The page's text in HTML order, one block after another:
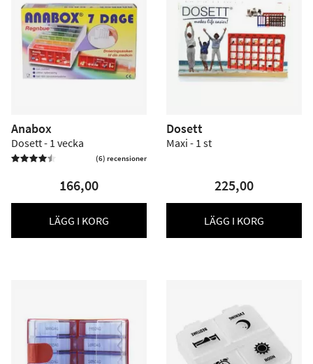
Anabox
Dosett - 1 vecka
 (6) recensioner
166,00
LÄGG I KORG
Dosett
Maxi - 1 st
225,00
LÄGG I KORG